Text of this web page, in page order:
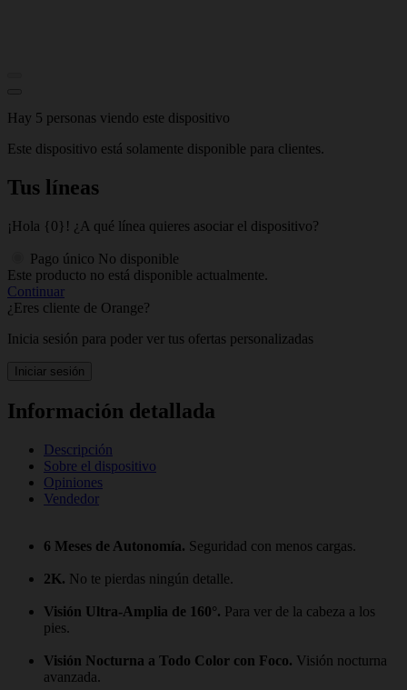
Hay 5 personas viendo este dispositivo
Este dispositivo está solamente disponible para clientes.
Tus líneas
¡Hola {0}! ¿A qué línea quieres asociar el dispositivo?
Pago único No disponible
Este producto no está disponible actualmente.
Continuar
¿Eres cliente de Orange?
Inicia sesión para poder ver tus ofertas personalizadas
Iniciar sesión
Información detallada
Descripción
Sobre el dispositivo
Opiniones
Vendedor
6 Meses de Autonomía. Seguridad con menos cargas.
2K. No te pierdas ningún detalle.
Visión Ultra-Amplia de 160°. Para ver de la cabeza a los
pies.
Visión Nocturna a Todo Color con Foco. Visión nocturna
avanzada.